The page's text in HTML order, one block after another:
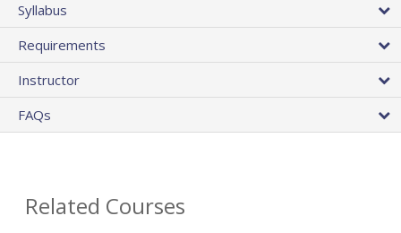
Syllabus
Requirements
Instructor
FAQs
Related Courses